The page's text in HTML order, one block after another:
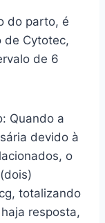
do parto, é
de Cytotec,
de 6
Quando a
devido à
o
totalizando
resposta,